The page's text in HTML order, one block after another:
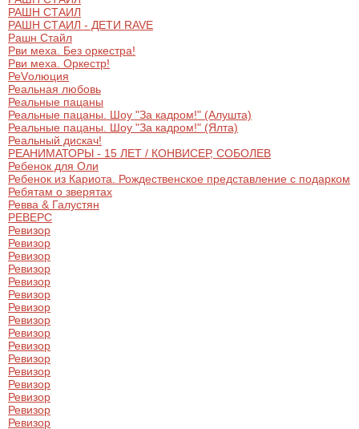
РАШН СТАИЛ
РАШН СТАИЛ - ДЕТИ RAVE
Рашн Стайл
Рви меха. Без оркестра!
Рви меха. Оркестр!
РеVолюция
Реальная любовь
Реальные пацаны
Реальные пацаны. Шоу "За кадром!" (Алушта)
Реальные пацаны. Шоу "За кадром!" (Ялта)
Реальный дискач!
РЕАНИМАТОРЫ - 15 ЛЕТ / КОНВИСЕР, СОБОЛЕВ
Ребенок для Оли
Ребенок из Кариота. Рождественское представление с подарком
Ребятам о зверятах
Ревва & Галустян
РЕВЕРС
Ревизор
Ревизор
Ревизор
Ревизор
Ревизор
Ревизор
Ревизор
Ревизор
Ревизор
Ревизор
Ревизор
Ревизор
Ревизор
Ревизор
Ревизор
Ревизор